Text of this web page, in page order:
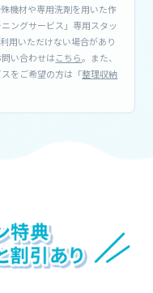
機材や専用洗剤を用いた作
ングサービス」専用スタッ
用いただけない場合があり
い合わせはこちら。また、
をご希望の方は「整理収納